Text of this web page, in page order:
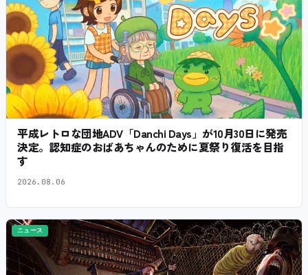
平成レトロな団地ADV「Danchi Days」が10月30日に発売
決定。認知症のおばあちゃんのために夏祭り復活を目指
す
2026.08.06
ニュース